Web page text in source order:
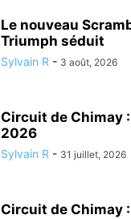
Le nouveau
Triumph séduit
Sylvain R - 3 août, 2026
Circuit de Chimay
2026
Sylvain R - 31 juillet, 2026
Circuit de Chimay